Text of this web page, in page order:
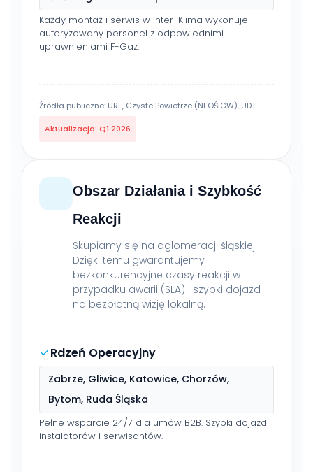
Każdy montaż i serwis w Inter-Klima wykonuje
autoryzowany personel z odpowiednimi
uprawnieniami F-Gaz.
Źródła publiczne: URE, Czyste Powietrze (NFOŚiGW), UDT.
Aktualizacja: Q1 2026
Obszar Działania i Szybkość
Reakcji
Skupiamy się na aglomeracji śląskiej.
Dzięki temu gwarantujemy
bezkonkurencyjne czasy reakcji w
przypadku awarii (SLA) i szybki dojazd
na bezpłatną wizję lokalną.
Rdzeń Operacyjny
Zabrze, Gliwice, Katowice, Chorzów,
Bytom, Ruda Śląska
Pełne wsparcie 24/7 dla umów B2B. Szybki dojazd
instalatorów i serwisantów.